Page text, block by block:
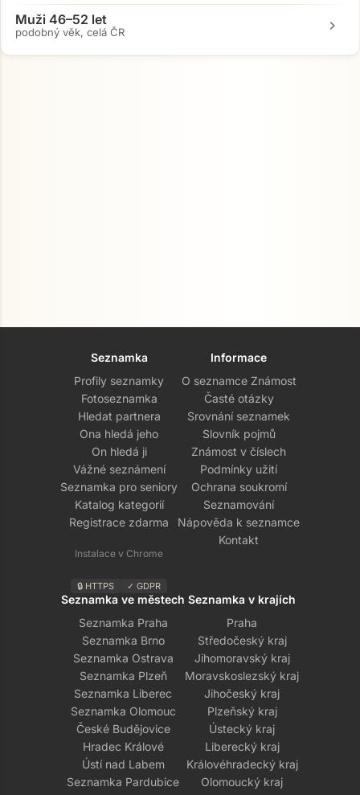
Muži 46–52 let
podobný věk, celá ČR chevron_right
Seznamka
Profily seznamky
Fotoseznamka
Hledat partnera
Ona hledá jeho
On hledá ji
Vážné seznámení
Seznamka pro seniory
Katalog kategorií
Registrace zdarma
Instalace v Chrome
🔒 HTTPS ✓ GDPR
Informace
O seznamce Známost
Časté otázky
Srovnání seznamek
Slovník pojmů
Známost v číslech
Podmínky užití
Ochrana soukromí
Seznamování
Nápověda k seznamce
Kontakt
Seznamka ve městech
Seznamka Praha
Seznamka Brno
Seznamka Ostrava
Seznamka Plzeň
Seznamka Liberec
Seznamka Olomouc
České Budějovice
Hradec Králové
Ústí nad Labem
Seznamka Pardubice
Seznamka v krajích
Praha
Středočeský kraj
Jihomoravský kraj
Moravskoslezský kraj
Jihočeský kraj
Plzeňský kraj
Ústecký kraj
Liberecký kraj
Královéhradecký kraj
Olomoucký kraj